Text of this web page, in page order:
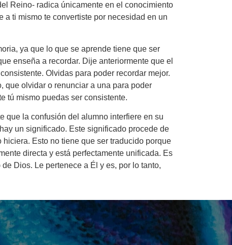
Reino- radica únicamente en el conocimiento
ti mismo te convertiste por necesidad en un
ya que lo que se aprende tiene que ser
enseña a recordar. Dije anteriormente que el
Olvidas para poder recordar mejor.
que olvidar o renunciar a una para poder
tú mismo puedas ser consistente.
que la confusión del alumno interfiere en su
un significado. Este significado procede de
Esto no tiene que ser traducido porque
directa y está perfectamente unificada. Es
Dios. Le pertenece a Él y es, por lo tanto,